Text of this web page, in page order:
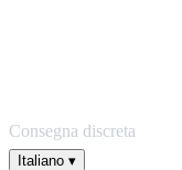
Consegna discreta
Italiano ▾